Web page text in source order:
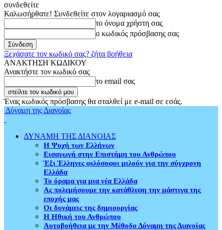
συνδεθείτε
Καλωσήρθατε! Συνδεθείτε στον λογαριασμό σας
το όνομα χρήστη σας
ο κωδικός πρόσβασης σας
Ξεχάσατε τον κωδικό σας? ζήτα βοήθεια
ΑΝΑΚΤΗΣΗ ΚΩΔΙΚΟΥ
Ανακτήστε τον κωδικό σας
το email σας
Ένας κωδικός πρόσβασης θα σταλθεί με e-mail σε εσάς.
Δύναμη της Διανοίας
ΔΥΝΑΜΗ ΤΗΣ ΔΙΑΝΟΙΑΣ
Η Ψυχή των Ελλήνων
Εισαγωγή στην Επιστήμη του Ανθρώπου
Έξι Έλληνες φιλόσοφοι μιλούν για την σύγχρονη
Ελλάδα
Το όραμα για μια νέα Ελλάδα
Ας πολεμήσουμε την κατάθλιψη την μάστιγα της
εποχής μας
Οι δυνάμεις της δημιουργίας
Η Ηθική του Ανθρώπου
Αυτοβοήθεια με την Μέθοδο Δύναμη της Διανοίας